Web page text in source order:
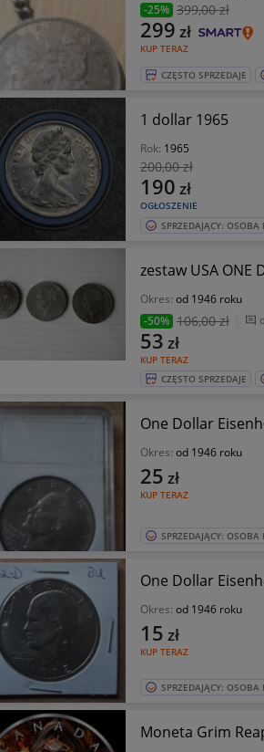
-25% 399,00 zł
KUP TERAZ
299 zł
CZĘSTO SPRZEDAJE
1 dollar 1965
Rok: 1965
200,00 zł
OGŁOSZENIE
190 zł
SPRZEDAJĄCY: OSOBA
zestaw USA ONE
Okres: od 1946 roku
-50% 106,00 zł
KUP TERAZ
53 zł
CZĘSTO SPRZEDAJE
One Dollar
Okres: od 1946 roku
KUP TERAZ
25 zł
SPRZEDAJĄCY: OSOBA
One Dollar
Okres: od 1946 roku
KUP TERAZ
15 zł
SPRZEDAJĄCY: OSOBA
Moneta Grim